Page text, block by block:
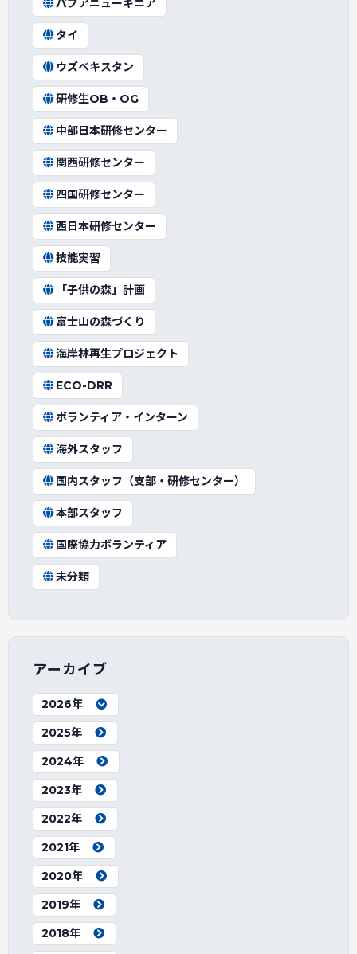
パプアニューギニア
タイ
ウズベキスタン
研修生OB・OG
中部日本研修センター
関西研修センター
四国研修センター
西日本研修センター
技能実習
「子供の森」計画
富士山の森づくり
海岸林再生プロジェクト
ECO-DRR
ボランティア・インターン
海外スタッフ
国内スタッフ（支部・研修センター）
本部スタッフ
国際協力ボランティア
未分類
アーカイブ
2026年
2025年
2024年
2023年
2022年
2021年
2020年
2019年
2018年